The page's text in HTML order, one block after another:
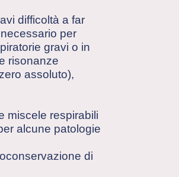
difficoltà a far
per
gravi o in
risonanze
assoluto),
miscele respirabili
alcune patologie
di